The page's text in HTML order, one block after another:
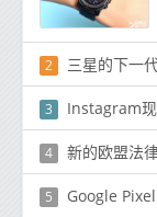
2 三星的下一
3 Instagram
4 新的欧盟法
5 Google